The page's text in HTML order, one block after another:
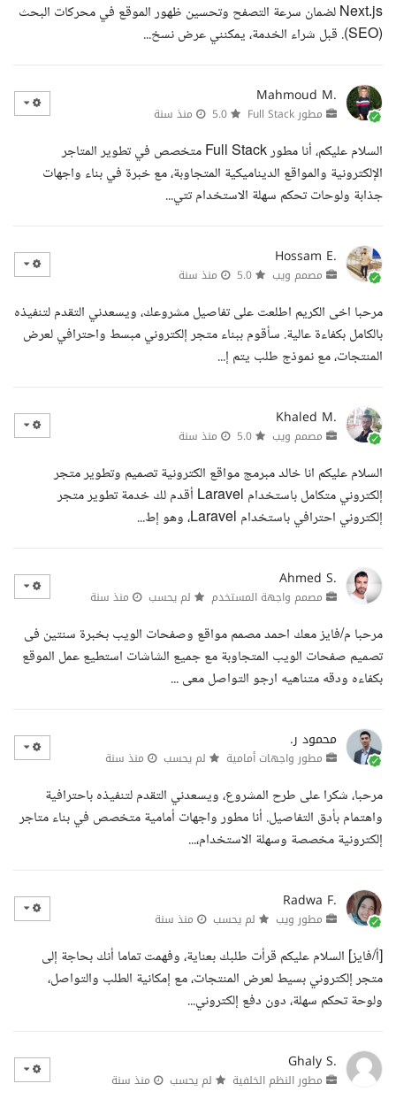
Next.js لضمان سرعة التصفح وتحسين ظهور الموقع في محركات البحث
(SEO). قبل شراء الخدمة، يمكنني عرض نسخ...
Mahmoud M.
مطور Full Stack منذ سنة
السلام عليكم، أنا مطور Full Stack متخصص في تطوير المتاجر
الإلكترونية والمواقع الديناميكية المتجاوبة، مع خبرة في بناء واجهات
جذابة ولوحات تحكم سهلة الاستخدام تتي...
Hossam E.
مصمم ويب منذ سنة
مرحبا اخى الكريم اطلعت على تفاصيل مشروعك، ويسعدني التقدم لتنفيذه
بالكامل بكفاءة عالية. سأقوم ببناء متجر إلكتروني مبسط واحترافي لعرض
المنتجات، مع نموذج طلب يتم إ...
Khaled M.
مصمم ويب منذ سنة
السلام عليكم انا خالد مبرمج مواقع الكترونية تصميم وتطوير متجر
إلكتروني متكامل باستخدام Laravel أقدم لك خدمة تطوير متجر
إلكتروني احترافي باستخدام Laravel، وهو إط...
Ahmed S.
مصمم واجهة المستخدم لم يحسب منذ سنة
مرحبا م/فايز معك احمد مصمم مواقع وصفحات الويب بخبرة سنتين فى
تصميم صفحات الويب المتجاوبة مع جميع الشاشات استطيع عمل الموقع
بكفاءه ودقه متناهيه ارجو التواصل معى ...
محمود ر.
مطور واجهات أمامية لم يحسب منذ سنة
مرحبا، شكرا على طرح المشروع، ويسعدني التقدم لتنفيذه باحترافية
واهتمام بأدق التفاصيل. أنا مطور واجهات أمامية متخصص في بناء متاجر
إلكترونية مخصصة وسهلة الاستخدام،...
Radwa F.
مطور ويب لم يحسب منذ سنة
[أ/فايز] السلام عليكم قرأت طلبك بعناية، وفهمت تماما أنك بحاجة إلى
متجر إلكتروني بسيط لعرض المنتجات، مع إمكانية الطلب والتواصل،
ولوحة تحكم سهلة، دون دفع إلكتروني...
Ghaly S.
مطور النظم الخلفية لم يحسب منذ سنة